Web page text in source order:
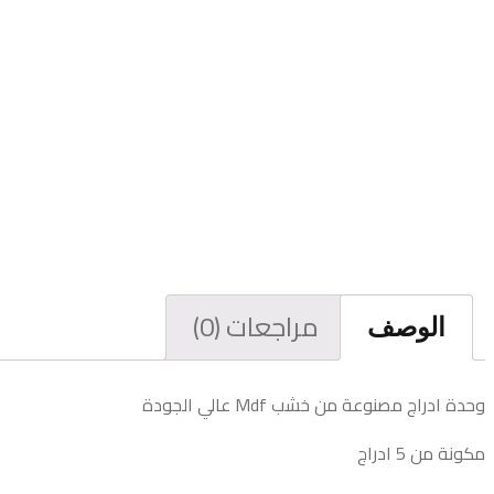
الوصف مراجعات (0)
وحدة ادراج مصنوعة من خشب Mdf عالي الجودة
مكونة من 5 ادراج